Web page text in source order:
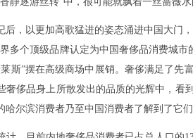
后，以更加高歌猛进的姿态涌进中国大门
多个顶级品牌认定为中国奢侈品消费城
斯”摆在高级商场中展销。奢侈满足了
奢侈品身上所散发出的品质的光辉中，
哈尔滨消费者乃至中国消费者了解到了